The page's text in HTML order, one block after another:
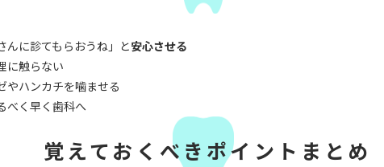
んに診てもらおうね」と安心させる
に触らない
やハンカチを噛ませる
べく早く歯科へ
覚えておくべきポイントまとめ